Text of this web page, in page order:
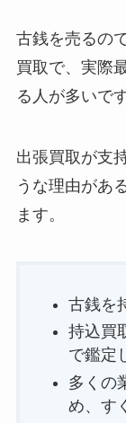
古銭を売るの
買取で、実際
る人が多いです
出張買取が支
うな理由があ
ます。
古銭を
持込買
で鑑定
多くの
め、す